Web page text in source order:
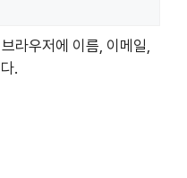
라우저에 이름, 이메일,
.